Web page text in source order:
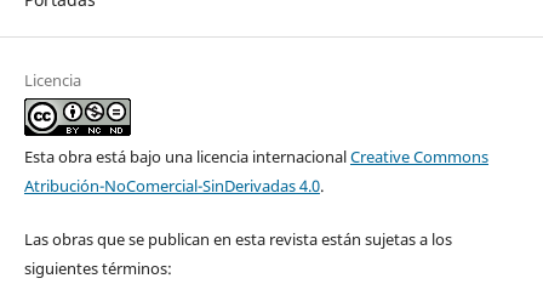
Licencia
Esta obra está bajo una licencia internacionalCreative Commons
Atribución-NoComercial-SinDerivadas 4.0.
Las obras que se publican en esta revista están sujetas a los
siguientes términos: